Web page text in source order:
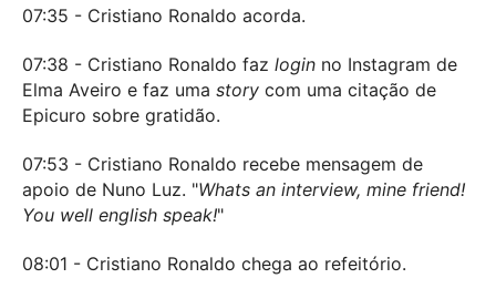
07:35 - Cristiano Ronaldo acorda.
07:38 - Cristiano Ronaldo faz login no Instagram de
Elma Aveiro e faz uma story com uma citação de
Epicuro sobre gratidão.
07:53 - Cristiano Ronaldo recebe mensagem de
apoio de Nuno Luz. "Whats an interview, mine friend!
You well english speak!"
08:01 - Cristiano Ronaldo chega ao refeitório.